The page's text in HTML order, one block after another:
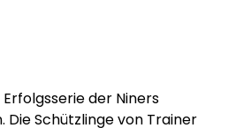
der Niners
Die Schützlinge von Trainer